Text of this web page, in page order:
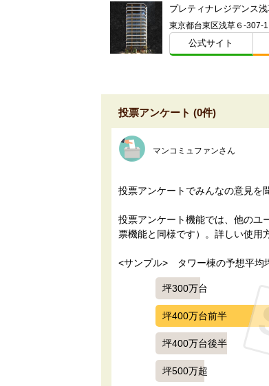
プレティナレジデンス浅
東京都台東区浅草６-307-1
公式サイト
投票アンケート (0件)
マンコミュファンさん
投票アンケートでみんなの意見を
投票アンケート機能では、他のユ
票機能と同様です）。詳しい使用
<サンプル>　タワー棟の予想平均
坪300万台
坪400万台前半
坪400万台後半
坪500万超